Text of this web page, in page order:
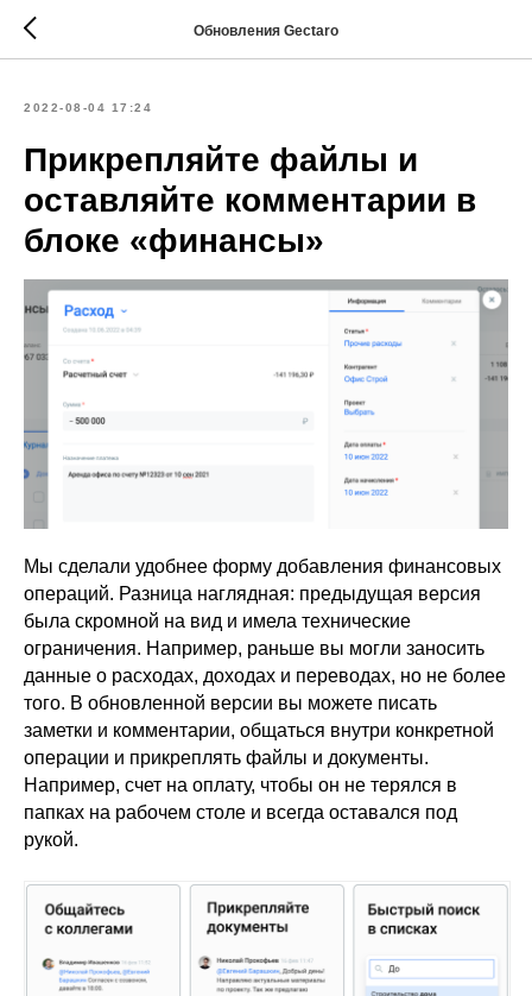
Обновления Gectaro
2022-08-04 17:24
Прикрепляйте файлы и
оставляйте комментарии в
блоке «финансы»
Мы сделали удобнее форму добавления финансовых
операций. Разница наглядная: предыдущая версия
была скромной на вид и имела технические
ограничения. Например, раньше вы могли заносить
данные о расходах, доходах и переводах, но не более
того. В обновленной версии вы можете писать
заметки и комментарии, общаться внутри конкретной
операции и прикреплять файлы и документы.
Например, счет на оплату, чтобы он не терялся в
папках на рабочем столе и всегда оставался под
рукой.